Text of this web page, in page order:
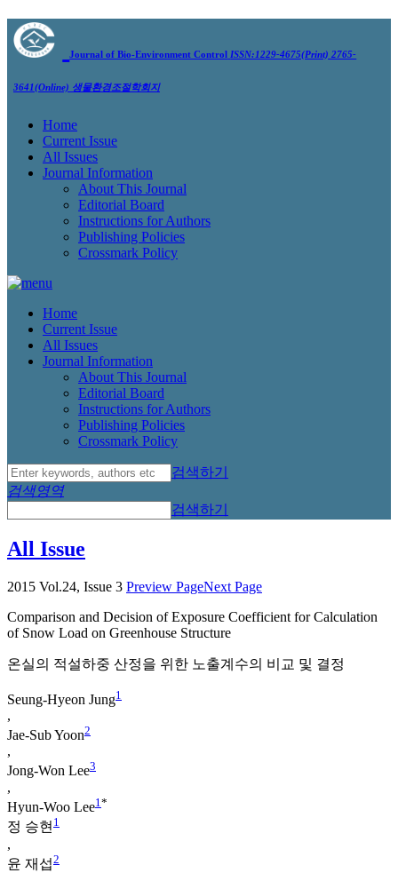
Journal of Bio-Environment Control ISSN:1229-4675(Print) 2765-
3641(Online) 생물환경조절학회지
Home
Current Issue
All Issues
Journal Information
About This Journal
Editorial Board
Instructions for Authors
Publishing Policies
Crossmark Policy
Home
Current Issue
All Issues
Journal Information
About This Journal
Editorial Board
Instructions for Authors
Publishing Policies
Crossmark Policy
검색하기
검색영역
검색하기
All Issue
2015 Vol.24, Issue 3 Preview PageNext Page
Comparison and Decision of Exposure Coefficient for Calculation
of Snow Load on Greenhouse Structure
온실의 적설하중 산정을 위한 노출계수의 비교 및 결정
Seung-Hyeon Jung1
,
Jae-Sub Yoon2
,
Jong-Won Lee3
,
Hyun-Woo Lee1 *
정 승현 1
,
윤 재섭2